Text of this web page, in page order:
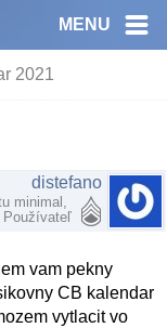
MENU
2021
distefano
minimal,
Používateľ
vam pekny
CB kalendar
vytlacit vo